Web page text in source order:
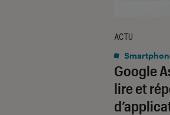
Google
lire et
ACTU